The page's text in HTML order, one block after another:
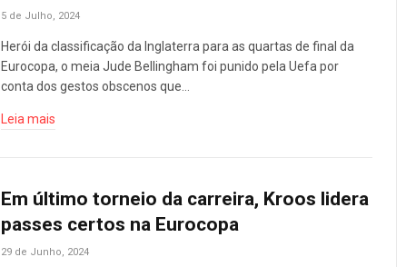
5 de Julho, 2024
Herói da classificação da Inglaterra para as quartas de final da
Eurocopa, o meia Jude Bellingham foi punido pela Uefa por
conta dos gestos obscenos que…
Leia mais
Em último torneio da carreira, Kroos lidera
passes certos na Eurocopa
29 de Junho, 2024